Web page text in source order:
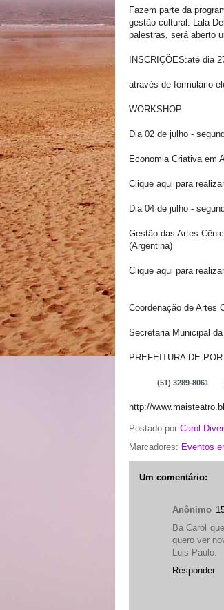
Fazem parte da
gestão cultural: Lala
palestras, será aberto
INSCRIÇÕES:até dia
através de formulário
WORKSHOP
Dia 02 de julho -
Economia Criativa em
Clique aqui para
Dia 04 de julho -
Gestão das Artes
(Argentina)
Clique aqui para
Coordenação de Artes
Secretaria Municipal
PREFEITURA DE
(51) 3289-8061
http://
Postado por Carol
Marcadores: Eventos
Um comentário:
Anônimo
Ba Carol
quero ver
Luis Paulo.
Responder